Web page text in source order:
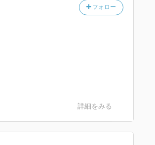
フォロー
詳細をみる